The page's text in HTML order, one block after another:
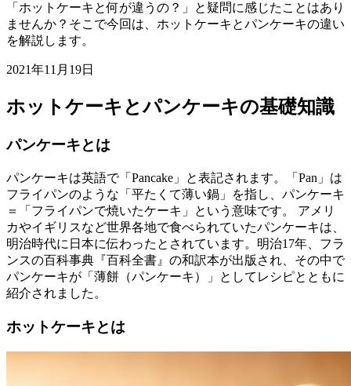
「ホットケーキと何が違うの？」と疑問に感じたことはあり
ませんか？そこで今回は、ホットケーキとパンケーキの違い
を解説します。
2021年11月19日
ホットケーキとパンケーキの基礎知識
パンケーキとは
パンケーキは英語で「Pancake」と表記されます。「Pan」は
フライパンのような「平たくて薄い鍋」を指し、パンケーキ
＝「フライパンで焼いたケーキ」という意味です。 アメリ
カやイギリスなど世界各地で食べられていたパンケーキは、
明治時代に日本に伝わったとされています。明治17年、フラ
ンスの百科事典『百科全書』の和訳本が出版され、その中で
パンケーキが「薄餅（パンケーキ）」としてレシピとともに
紹介されました。
ホットケーキとは